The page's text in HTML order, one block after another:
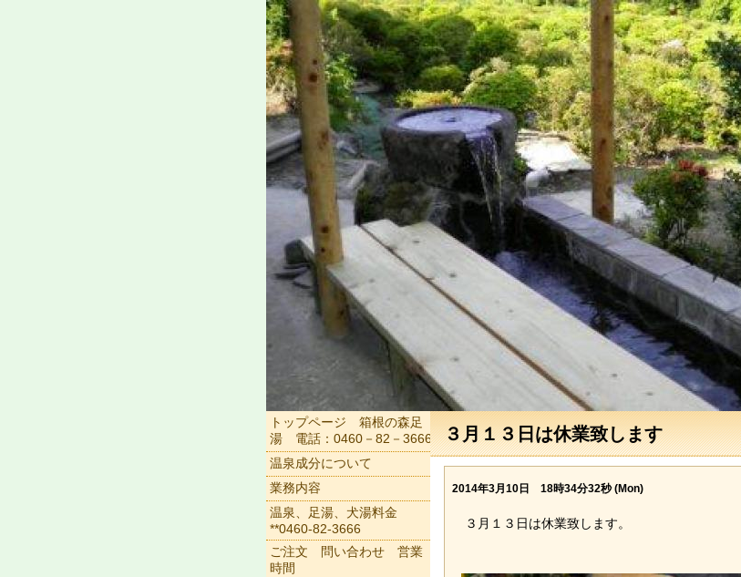
３月１３日は休業致します
2014年3月10日 18時34分32秒 (Mon)
３月１３日は休業致します。
トップページ 箱根の森足
湯 電話：0460－82－3666
温泉成分について
業務内容
温泉、足湯、犬湯料金
**0460-82-3666
ご注文 問い合わせ 営業
時間